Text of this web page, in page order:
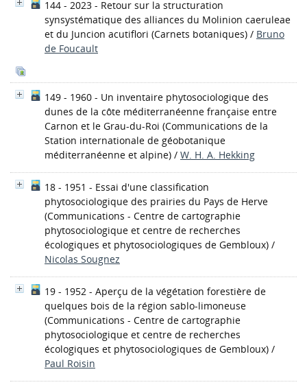
144 - 2023 - Retour sur la structuration
synsystématique des alliances du Molinion caeruleae
et du Juncion acutiflori (Carnets botaniques) / Bruno
de Foucault
149 - 1960 - Un inventaire phytosociologique des
dunes de la côte méditerranéenne française entre
Carnon et le Grau-du-Roi (Communications de la
Station internationale de géobotanique
méditerranéenne et alpine) / W. H. A. Hekking
18 - 1951 - Essai d'une classification
phytosociologique des prairies du Pays de Herve
(Communications - Centre de cartographie
phytosociologique et centre de recherches
écologiques et phytosociologiques de Gembloux) /
Nicolas Sougnez
19 - 1952 - Aperçu de la végétation forestière de
quelques bois de la région sablo-limoneuse
(Communications - Centre de cartographie
phytosociologique et centre de recherches
écologiques et phytosociologiques de Gembloux) /
Paul Roisin